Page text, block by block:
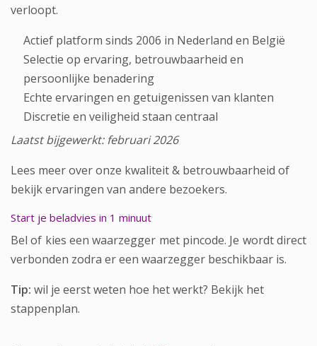
verloopt.
Actief platform sinds 2006 in Nederland en België
Selectie op ervaring, betrouwbaarheid en
persoonlijke benadering
Echte ervaringen en getuigenissen van klanten
Discretie en veiligheid staan centraal
Laatst bijgewerkt: februari 2026
Lees meer over onze kwaliteit & betrouwbaarheid of
bekijkervaringen van andere bezoekers.
Start je beladvies in 1 minuut
Bel of kies een waarzegger met pincode. Je wordt direct
verbonden zodra er een waarzegger beschikbaar is.
Tip: wil je eerst weten hoe het werkt? Bekijk het
stappenplan.